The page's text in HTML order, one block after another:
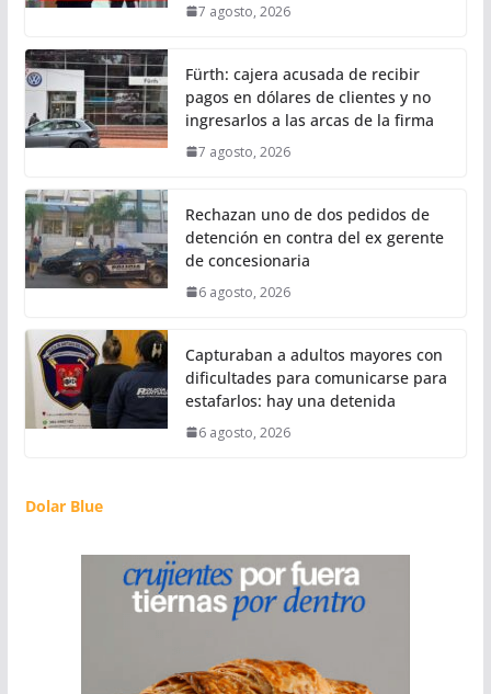
7 agosto, 2026
Fürth: cajera acusada de recibir
pagos en dólares de clientes y no
ingresarlos a las arcas de la firma
7 agosto, 2026
Rechazan uno de dos pedidos de
detención en contra del ex gerente
de concesionaria
6 agosto, 2026
Capturaban a adultos mayores con
dificultades para comunicarse para
estafarlos: hay una detenida
6 agosto, 2026
Dolar Blue